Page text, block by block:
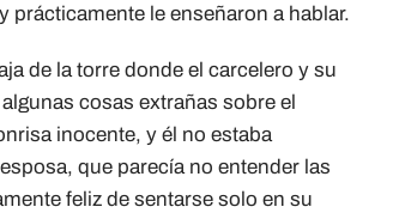
prácticamente le enseñaron a hablar.
de la torre donde el carcelero y su
cosas extrañas sobre el
inocente, y él no estaba
que parecía no entender las
feliz de sentarse solo en su